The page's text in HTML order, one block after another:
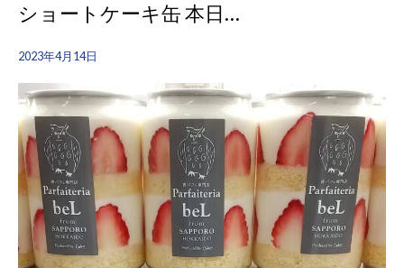
ショートケーキ缶 本日…
2023年4月14日